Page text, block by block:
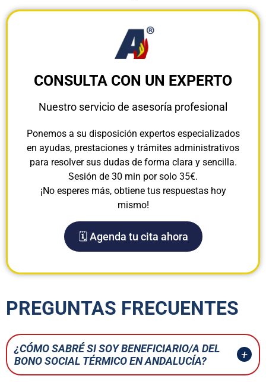
CONSULTA CON UN EXPERTO
Nuestro servicio de asesoría profesional
Ponemos a su disposición expertos especializados
en ayudas, prestaciones y trámites administrativos
para resolver sus dudas de forma clara y sencilla.
Sesión de 30 min por solo 35€.
¡No esperes más, obtiene tus respuestas hoy
mismo!
🗓️ Agenda tu cita ahora
PREGUNTAS FRECUENTES
¿CÓMO SABRÉ SI SOY BENEFICIARIO/A DEL
BONO SOCIAL TÉRMICO EN ANDALUCÍA?